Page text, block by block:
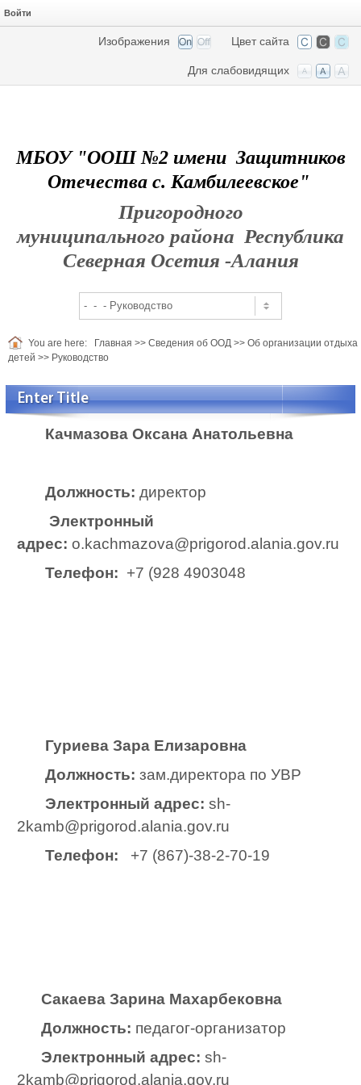
Войти
Цвет сайта
Изображения
Для слабовидящих
МБОУ "ООШ №2 имени Защитников
Отечества с. Камбилеевское"
Пригородного
муниципального района Республика
Северная Осетия -Алания
You are here: Главная >> Сведения об ООД >> Об организации отдыха
детей >> Руководство
Enter Title
Качмазова Оксана Анатольевна
Должность: директор
Электронный
адрес: o.kachmazova@prigorod.alania.gov.ru
Телефон: +7 (928 4903048
Гуриева Зара Елизаровна
Должность: зам.директора по УВР
Электронный адрес: sh-
2kamb@prigorod.alania.gov.ru
Телефон: +7 (867)-38-2-70-19
Сакаева Зарина Махарбековна
Должность: педагог-организатор
Электронный адрес: sh-
2kamb@prigorod.alania.gov.ru